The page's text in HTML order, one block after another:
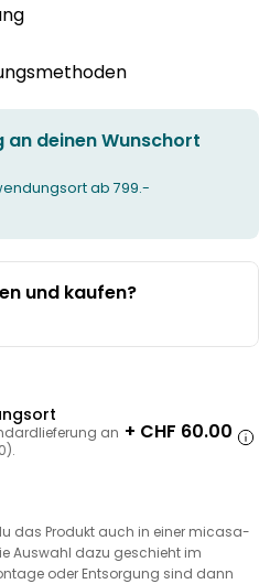
an deinen Wunschort
ab 799.-
und kaufen?
an + CHF 60.00
das Produkt auch in einer micasa-
Auswahl dazu geschieht im
oder Entsorgung sind dann